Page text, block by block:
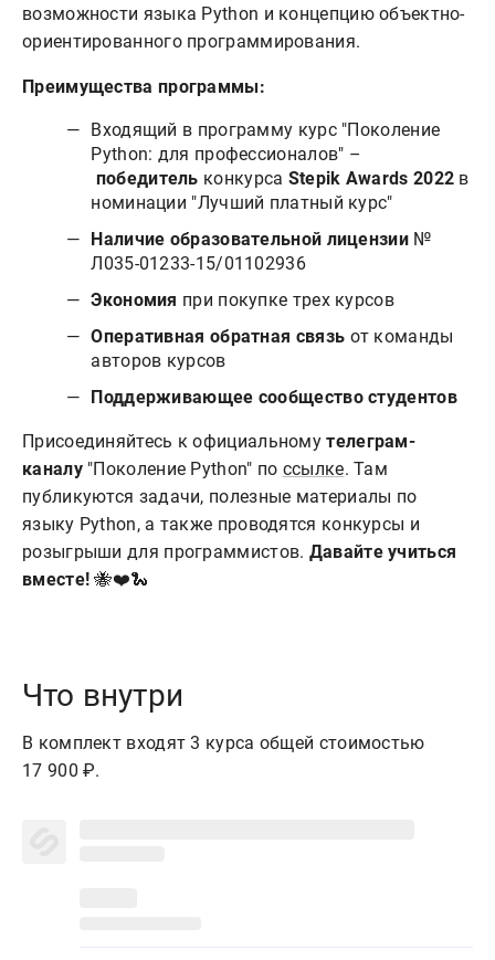
возможности языка Python и концепцию объектно-
ориентированного программирования.
Преимущества программы:
Входящий в программу курс "Поколение
Python: для профессионалов" –
победитель конкурса Stepik Awards 2022 в
номинации "Лучший платный курс"
Наличие образовательной лицензии №
Л035-01233-15/01102936
Экономия при покупке трех курсов
Оперативная обратная связь от команды
авторов курсов
Поддерживающее сообщество студентов
Присоединяйтесь к официальномутелеграм-
каналу"Поколение Python" по ссылке. Там
публикуются задачи, полезные материалы по
языку Python, а также проводятся конкурсы и
розыгрыши для программистов. Давайте учиться
вместе! 🐝❤️🐍
Что внутри
В комплект входят 3 курса общей стоимостью
17 900 ₽.